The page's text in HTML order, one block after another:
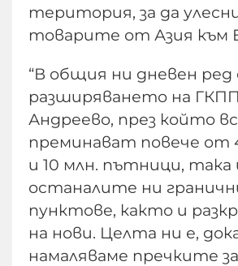
територия, за да
товарите от Азия към
“В общия ни дневен ред
разширяването на
Андреево, през който
преминават повече от
и 10 млн. пътници, така
останалите ни
пунктове, както и
на нови. Целта ни е,
намаляваме пречките за